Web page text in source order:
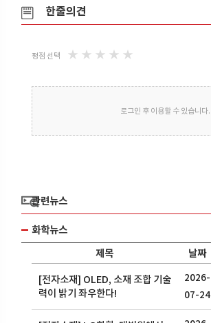
한줄의견
평점 선택 ★ ★ ★ ★ ★
로그인 후 이용할 수 있습니다.
관련뉴스
화학뉴스
제목
날짜
[전자소재] OLED, 소재 조합 기술
력이 밝기 좌우한다!
2026-
07-24